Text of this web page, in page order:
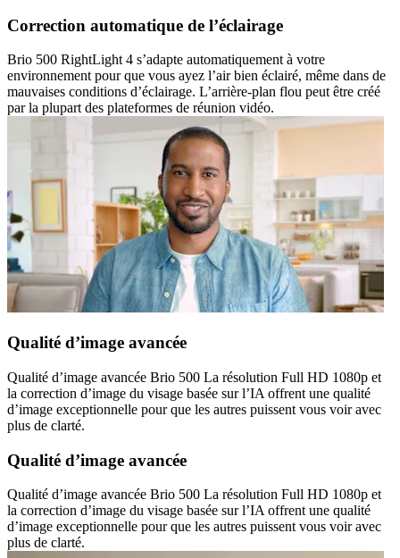
Correction automatique de l’éclairage
Brio 500 RightLight 4 s’adapte automatiquement à votre
environnement pour que vous ayez l’air bien éclairé, même dans de
mauvaises conditions d’éclairage. L’arrière-plan flou peut être créé
par la plupart des plateformes de réunion vidéo.
Qualité d’image avancée
Qualité d’image avancée Brio 500 La résolution Full HD 1080p et
la correction d’image du visage basée sur l’IA offrent une qualité
d’image exceptionnelle pour que les autres puissent vous voir avec
plus de clarté.
Qualité d’image avancée
Qualité d’image avancée Brio 500 La résolution Full HD 1080p et
la correction d’image du visage basée sur l’IA offrent une qualité
d’image exceptionnelle pour que les autres puissent vous voir avec
plus de clarté.